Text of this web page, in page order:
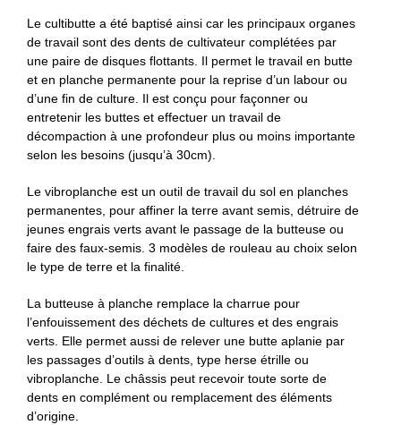
Le cultibutte a été baptisé ainsi car les principaux organes
de travail sont des dents de cultivateur complétées par
une paire de disques flottants. Il permet le travail en butte
et en planche permanente pour la reprise d’un labour ou
d’une fin de culture. Il est conçu pour façonner ou
entretenir les buttes et effectuer un travail de
décompaction à une profondeur plus ou moins importante
selon les besoins (jusqu’à 30cm).
Le vibroplanche est un outil de travail du sol en planches
permanentes, pour affiner la terre avant semis, détruire de
jeunes engrais verts avant le passage de la butteuse ou
faire des faux-semis. 3 modèles de rouleau au choix selon
le type de terre et la finalité.
La butteuse à planche remplace la charrue pour
l’enfouissement des déchets de cultures et des engrais
verts. Elle permet aussi de relever une butte aplanie par
les passages d’outils à dents, type herse étrille ou
vibroplanche. Le châssis peut recevoir toute sorte de
dents en complément ou remplacement des éléments
d’origine.